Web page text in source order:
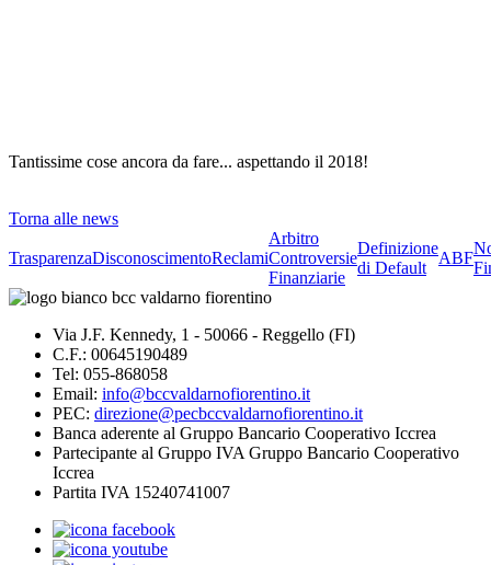
Tantissime cose ancora da fare... aspettando il 2018!
Torna alle news
TrasparenzaDisconoscimentoReclami
Arbitro
Controversie
Finanziarie
Definizione
di Default
ABF
Via J.F. Kennedy, 1 - 50066 - Reggello (FI)
C.F.: 00645190489
Tel: 055-868058
Email: info@bccvaldarnofiorentino.it
PEC: direzione@pecbccvaldarnofiorentino.it
Banca aderente al Gruppo Bancario Cooperativo Iccrea
Partecipante al Gruppo IVA Gruppo Bancario Cooperativo
Iccrea
Partita IVA 15240741007